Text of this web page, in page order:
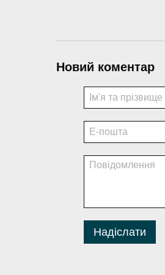
Новий коментар
Надіслати